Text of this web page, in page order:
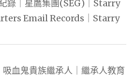
錄｜星鷹集團(SEG)｜Starry
Email Records｜Starry
血鬼貴族繼承人｜繼承人教育